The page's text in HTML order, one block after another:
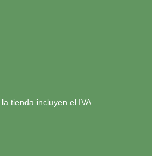
tienda incluyen el IVA